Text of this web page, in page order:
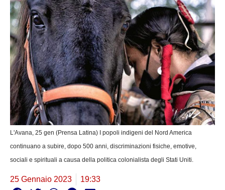
L'Avana, 25 gen (Prensa Latina) I popoli indigeni del Nord America
continuano a subire, dopo 500 anni, discriminazioni fisiche, emotive,
sociali e spirituali a causa della politica colonialista degli Stati Uniti.
25 Gennaio 2023 19:33